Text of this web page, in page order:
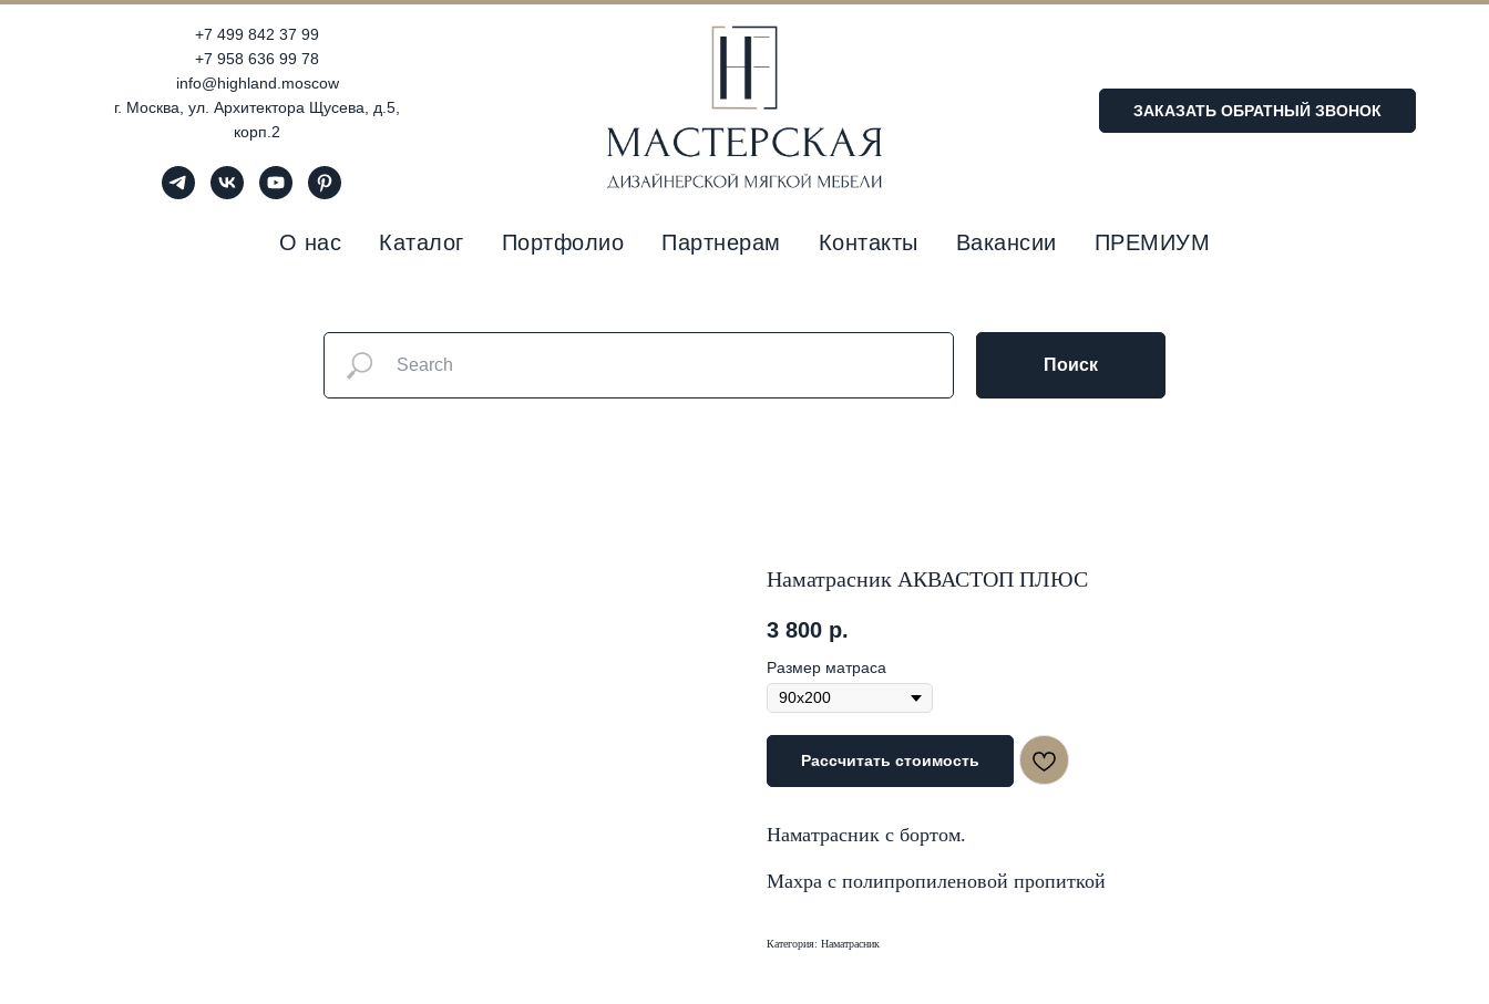
+7 499 842 37 99
+7 958 636 99 78
info@highland.moscow
г. Москва, ул. Архитектора Щусева, д.5,
корп.2
ЗАКАЗАТЬ ОБРАТНЫЙ ЗВОНОК
О нас Каталог Портфолио Партнерам Контакты Вакансии ПРЕМИУМ
Поиск
Наматрасник АКВАСТОП ПЛЮС
3 800 р.
Размер матраса
Рассчитать стоимость
Наматрасник с бортом.
Махра с полипропиленовой пропиткой
Категория: Наматрасник